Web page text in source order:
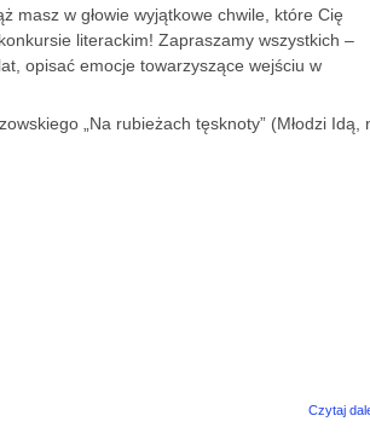
masz w głowie wyjątkowe chwile, które Cię
literackim! Zapraszamy wszystkich –
opisać emocje towarzyszące wejściu w
„Na rubieżach tęsknoty” (Młodzi Idą,
Czytaj